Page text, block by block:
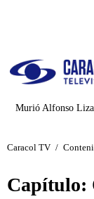
Murió Alfonso
Caracol TV /
Capítulo: